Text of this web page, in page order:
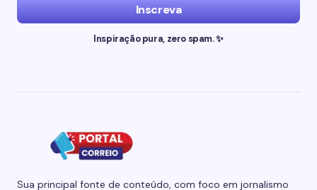
Inscreva
Inspiração pura, zero spam. ✨
Sua principal fonte de conteúdo, com foco em jornalismo